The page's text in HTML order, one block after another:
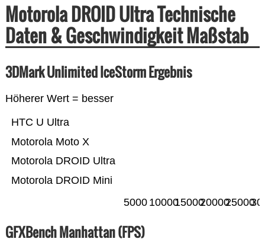
Motorola DROID Ultra Technische
Daten & Geschwindigkeit Maßstab
3DMark Unlimited IceStorm Ergebnis
Höherer Wert = besser
Motorola DROID Mini
Motorola DROID Ultra
Motorola Moto X
HTC U Ultra
5000 10000150002000025000
GFXBench Manhattan (FPS)